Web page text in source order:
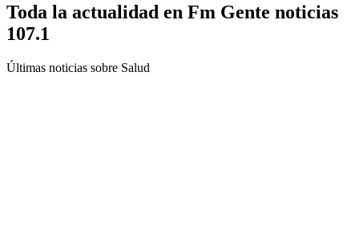
Toda la actualidad en Fm Gente noticias
107.1
Últimas noticias sobre Salud